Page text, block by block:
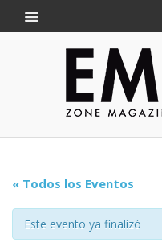
« Todos los Eventos
Este evento ya finalizó